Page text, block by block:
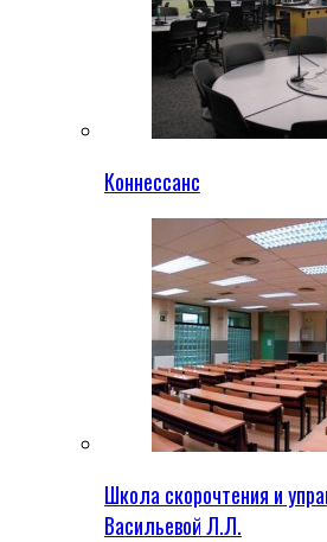
Коннессанс
Школа скорочтения и
Васильевой Л.Л.